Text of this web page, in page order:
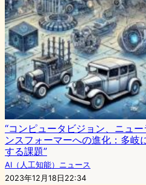
“コンピュータビジョン、ニュ
ンスフォーマーへの進化：多岐
する課題”
AI（人工知能）ニュース
2023年12月18日22:34